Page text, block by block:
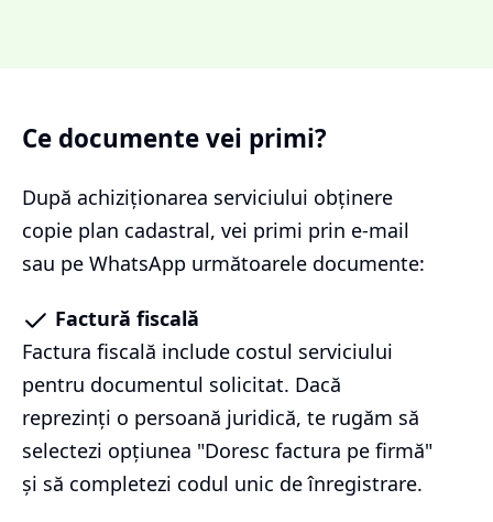
Ce documente vei primi?
După achiziționarea serviciului obținere
copie plan cadastral, vei primi prin e-mail
sau pe WhatsApp următoarele documente:
Factură fiscală
Factura fiscală include costul serviciului
pentru documentul solicitat. Dacă
reprezinți o persoană juridică, te rugăm să
selectezi opțiunea "Doresc factura pe firmă"
și să completezi codul unic de înregistrare.